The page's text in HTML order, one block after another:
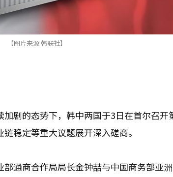
【图片来源 韩联社】
剧的态势下，韩中两国于3日在首尔召
稳定等重大议题展开深入磋商。
通商合作局局长金钟喆与中国商务部亚